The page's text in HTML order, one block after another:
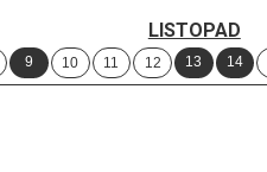
LISTOPAD
9 10 11 12 13 14